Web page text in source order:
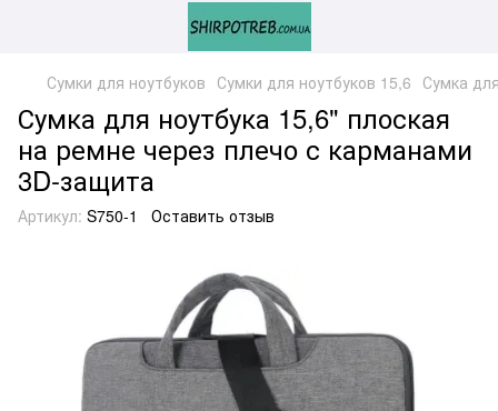
Сумки для ноутбуков Сумки для ноутбуков 15,6 Сумка
Сумка для ноутбука 15,6" плоская
на ремне через плечо с карманами
3D-защита
Артикул: S750-1 Оставить отзыв